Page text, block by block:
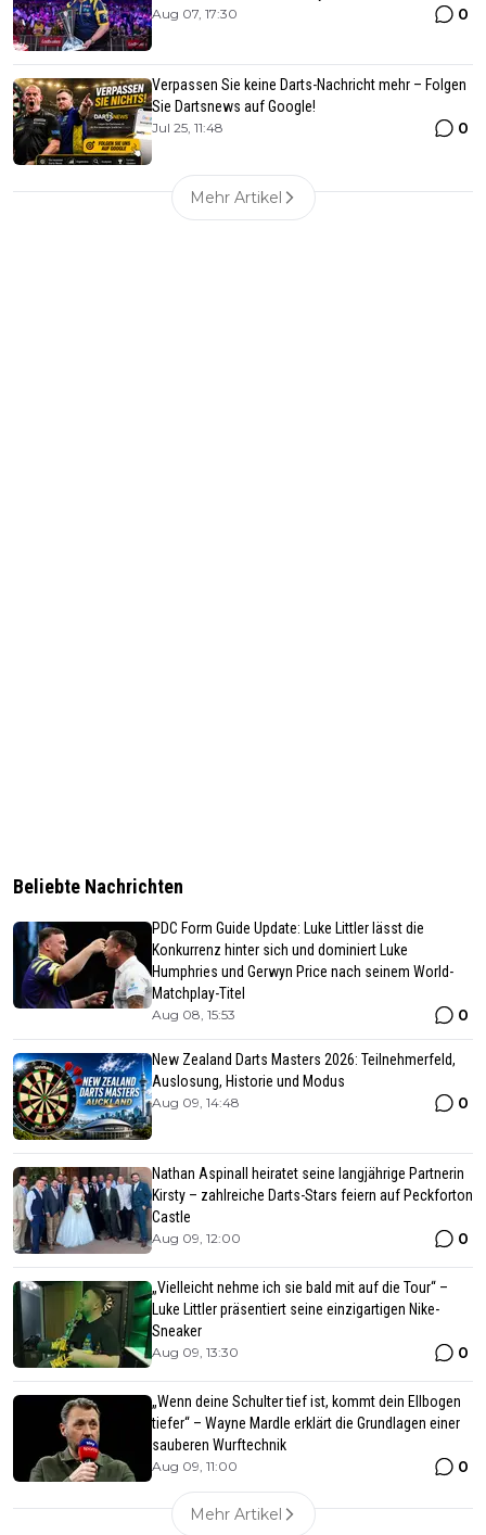
Aug 07, 17:30 0
Verpassen Sie keine Darts-Nachricht mehr – Folgen
Sie Dartsnews auf Google!
Jul 25, 11:48 0
Mehr Artikel
Beliebte Nachrichten
PDC Form Guide Update: Luke Littler lässt die
Konkurrenz hinter sich und dominiert Luke
Humphries und Gerwyn Price nach seinem World-
Matchplay-Titel
Aug 08, 15:53 0
New Zealand Darts Masters 2026: Teilnehmerfeld,
Auslosung, Historie und Modus
Aug 09, 14:48 0
Nathan Aspinall heiratet seine langjährige Partnerin
Kirsty – zahlreiche Darts-Stars feiern auf Peckforton
Castle
Aug 09, 12:00 0
„Vielleicht nehme ich sie bald mit auf die Tour“ –
Luke Littler präsentiert seine einzigartigen Nike-
Sneaker
Aug 09, 13:30 0
„Wenn deine Schulter tief ist, kommt dein Ellbogen
tiefer“ – Wayne Mardle erklärt die Grundlagen einer
sauberen Wurftechnik
Aug 09, 11:00 0
Mehr Artikel